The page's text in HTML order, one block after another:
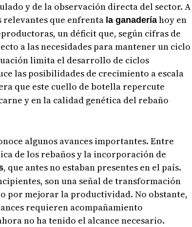
y de la observación directa del sector. A
relevantes que enfrenta la ganaderíahoy en
un déficit que, según cifras de
a las necesidades para mantener un ciclo
limita el desarrollo de ciclos
las posibilidades de crecimiento a escala
que este cuello de botella repercute
y en la calidad genética del rebaño
algunos avances importantes. Entre
de los rebaños y la incorporación de
, que antes no estaban presentes en el país.
son una señal de transformación
por mejorar la productividad. No obstante,
requieren acompañamiento
no ha tenido el alcance necesario.